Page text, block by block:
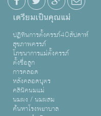
เตรียมเป็นคุณแม่
ปฏิทินการตั้งครรภ์40สัปดาห์
สุขภาพครรภ์
โภชนาการแม่ตั้งครรภ์
ตั้งชื่อลูก
การคลอด
หลังคลอดบุตร
คลินิคนมแม่
นมผง / นมผสม
ค้นหาโรงพยาบาล